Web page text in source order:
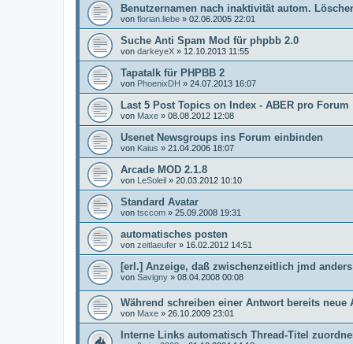
Benutzernamen nach inaktivität autom.
von florian.liebe » 02.06.2005 22:01
Suche Anti Spam Mod für phpbb 2.0
von darkeyeX » 12.10.2013 11:55
Tapatalk für PHPBB 2
von PhoenixDH » 24.07.2013 16:07
Last 5 Post Topics on Index - ABER pro Forum
von Maxe » 08.08.2012 12:08
Usenet Newsgroups ins Forum einbinden
von Kaius » 21.04.2006 18:07
Arcade MOD 2.1.8
von LeSoleil » 20.03.2012 10:10
Standard Avatar
von tsccom » 25.09.2008 19:31
automatisches posten
von zeitlaeufer » 16.02.2012 14:51
[erl.] Anzeige, daß zwischenzeitlich jmd
von Savigny » 08.04.2008 00:08
Während schreiben einer Antwort bereits neue
von Maxe » 26.10.2009 23:01
Interne Links automatisch Thread-Titel